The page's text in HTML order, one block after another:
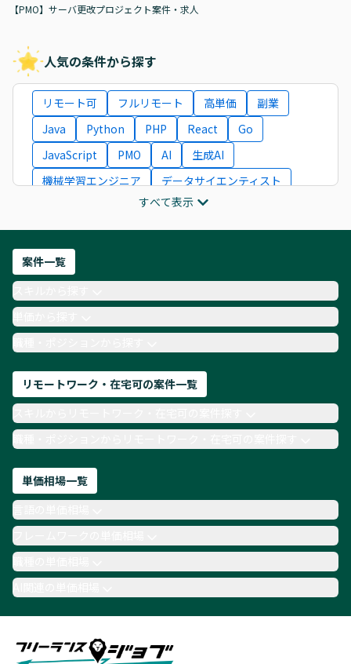
【PMO】サーバ更改プロジェクト案件・求人
人気の条件から探す
リモート可 フルリモート 高単価
副業
Java
Python PHP React
Go
JavaScript
PMO AI
生成AI
機械学習エンジニア
データサイエンティスト
ITコンサルタント
フロントエンドエンジニア
ネットワークエンジニア
AIエンジニア
Webデザイナー
月収100万円 業務委託
COBOL
Ruby
TypeScript
Laravel AWS
すべて表示
案件一覧
単価から探す
職種・ポジションから探す
リモートワーク・在宅可の案件一覧
職種・ポジションからリモートワーク・在宅可の案件探す
単価相場一覧
職種の単価相場
AI関連の単価相場